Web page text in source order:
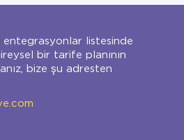
entegrasyonlar listesinde
bir tarife planının
bize şu adresten